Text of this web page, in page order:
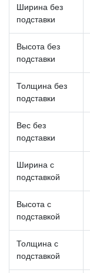
Ширина без
подставки
Высота без
подставки
Толщина без
подставки
Вес без
подставки
Ширина с
подставкой
Высота с
подставкой
Толщина с
подставкой